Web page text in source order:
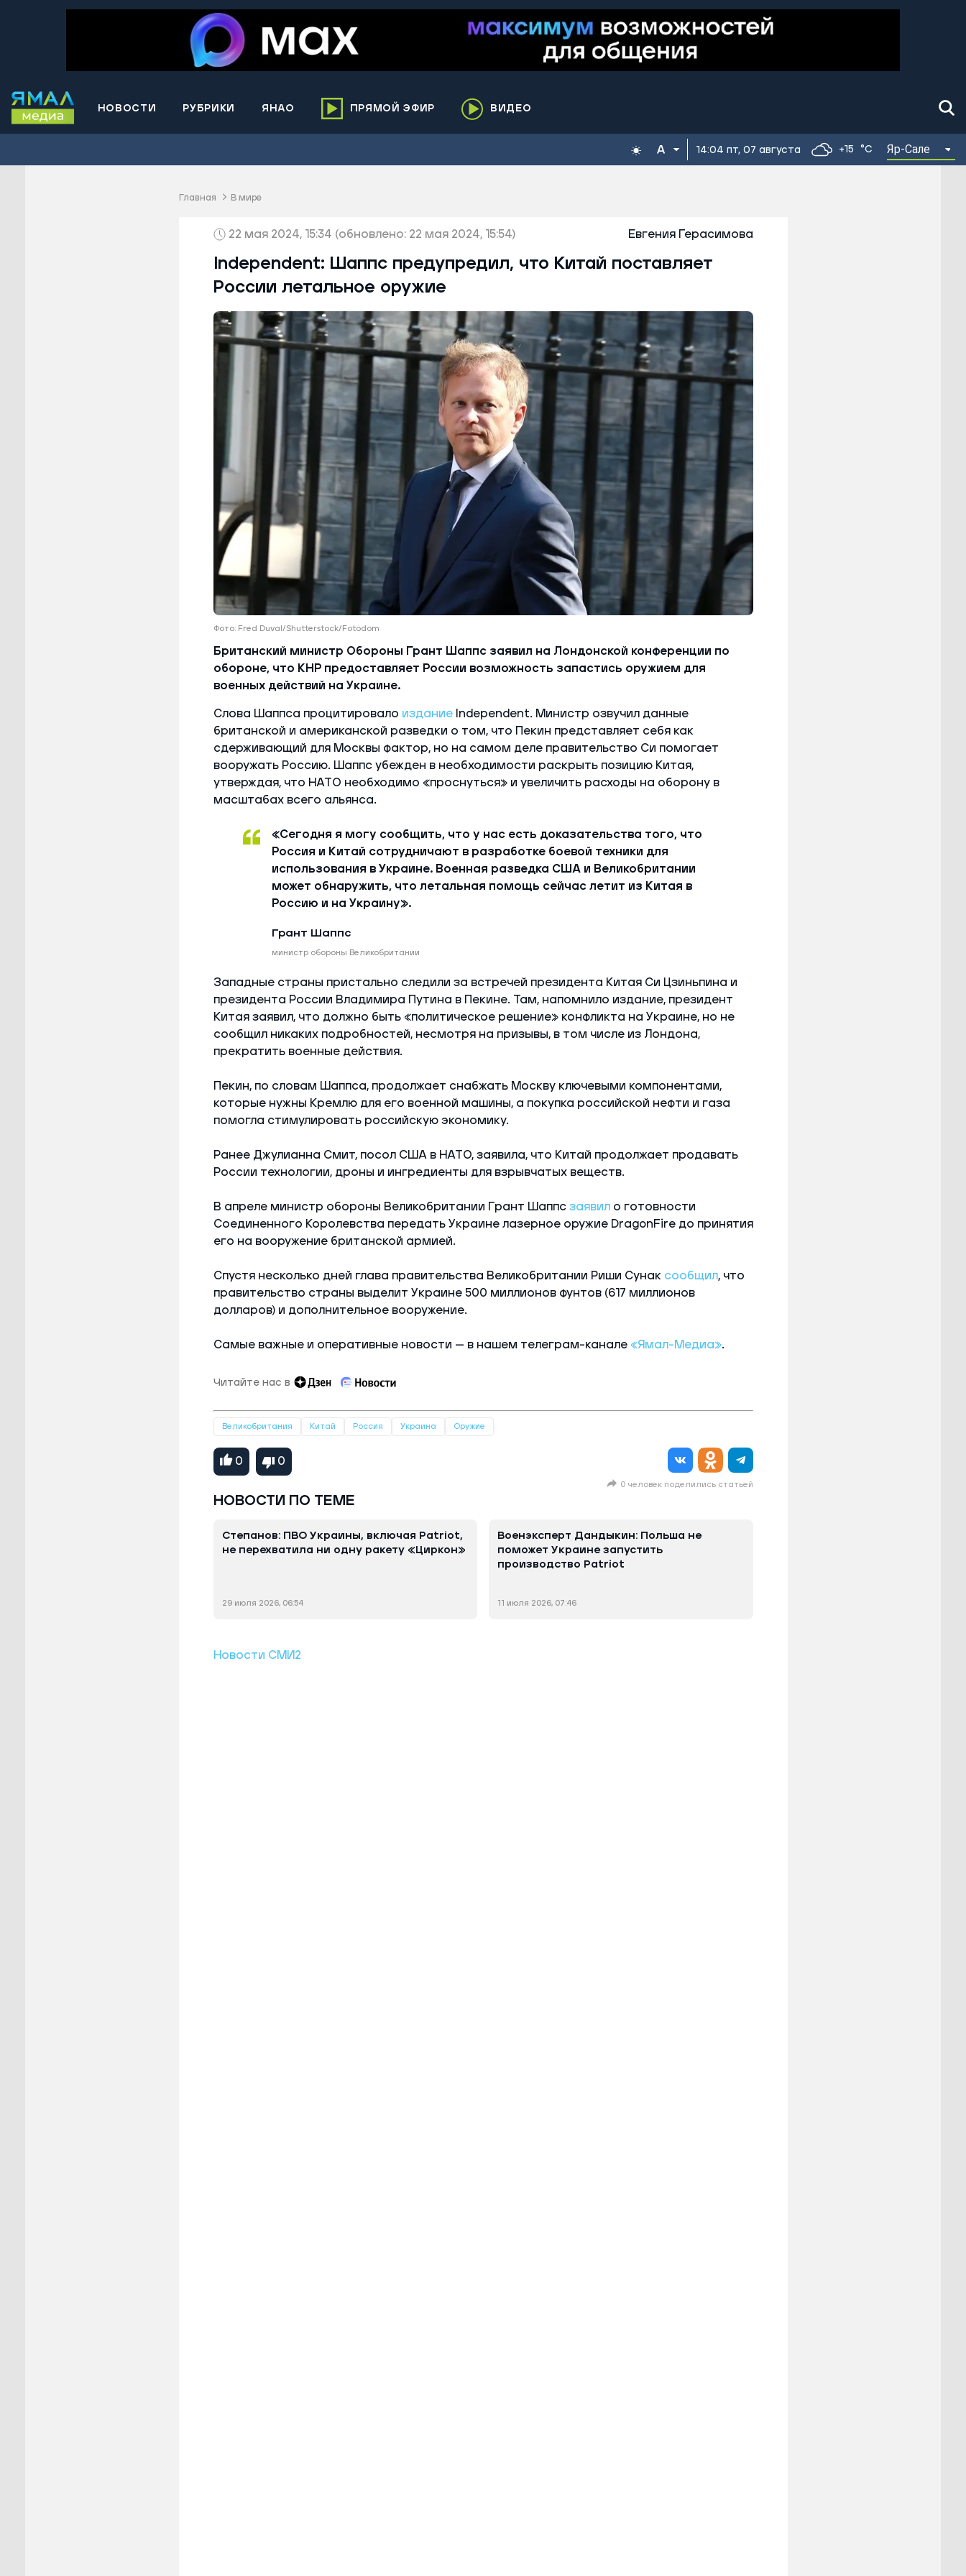
НОВОСТИ РУБРИКИ ЯНАО
Муравленко
Новый Уренгой
Приуральский район
Пуровский район
Салехард
Тарко-Сале
Тазовский район
Шурышкарский район
ПРЯМОЙ ЭФИР ВИДЕО
14:04 пт, 07 августа +15 °C Яр-Сале
Главная В мире
22 мая 2024, 15:34 (обновлено: 22 мая 2024, 15:54) Евгения Герасимова
Independent: Шаппс предупредил, что Китай поставляет
России летальное оружие
Фото: Fred Duval/Shutterstock/Fotodom
Британский министр Обороны Грант Шаппс заявил на Лондонской конференции по
обороне, что КНР предоставляет России возможность запастись оружием для
военных действий на Украине.
Слова Шаппса процитировало изданиеIndependent. Министр озвучил данные
британской и американской разведки о том, что Пекин представляет себя как
сдерживающий для Москвы фактор, но на самом деле правительство Си помогает
вооружать Россию. Шаппс убежден в необходимости раскрыть позицию Китая,
утверждая, что НАТО необходимо «проснуться» и увеличить расходы на оборону в
масштабах всего альянса.
«Сегодня я могу сообщить, что у нас есть доказательства того, что
Россия и Китай сотрудничают в разработке боевой техники для
использования в Украине. Военная разведка США и Великобритании
может обнаружить, что летальная помощь сейчас летит из Китая в
Россию и на Украину».
Грант Шаппс
министр обороны Великобритании
Западные страны пристально следили за встречей президента Китая Си Цзиньпина и
президента России Владимира Путина в Пекине. Там, напомнило издание, президент
Китая заявил, что должно быть «политическое решение» конфликта на Украине, но не
сообщил никаких подробностей, несмотря на призывы, в том числе из Лондона,
прекратить военные действия.
Пекин, по словам Шаппса, продолжает снабжать Москву ключевыми компонентами,
которые нужны Кремлю для его военной машины, а покупка российской нефти и газа
помогла стимулировать российскую экономику.
Ранее Джулианна Смит, посол США в НАТО, заявила, что Китай продолжает продавать
России технологии, дроны и ингредиенты для взрывчатых веществ.
В апреле министр обороны Великобритании Грант Шаппс заявило готовности
Соединенного Королевства передать Украине лазерное оружие DragonFire до принятия
его на вооружение британской армией.
Спустя несколько дней глава правительства Великобритании Риши Сунак сообщил, что
правительство страны выделит Украине 500 миллионов фунтов (617 миллионов
долларов) и дополнительное вооружение.
Самые важные и оперативные новости — в нашем телеграм-канале «Ямал-Медиа».
Читайте нас в
Великобритания Китай Россия Украина Оружие
0 0
0 человек поделились статьей
НОВОСТИ ПО ТЕМЕ
Степанов: ПВО Украины, включая Patriot,
не перехватила ни одну ракету «Циркон»
29 июля 2026, 06:54
Военэксперт Дандыкин: Польша не
поможет Украине запустить
производство Patriot
11 июля 2026, 07:46
Новости СМИ2